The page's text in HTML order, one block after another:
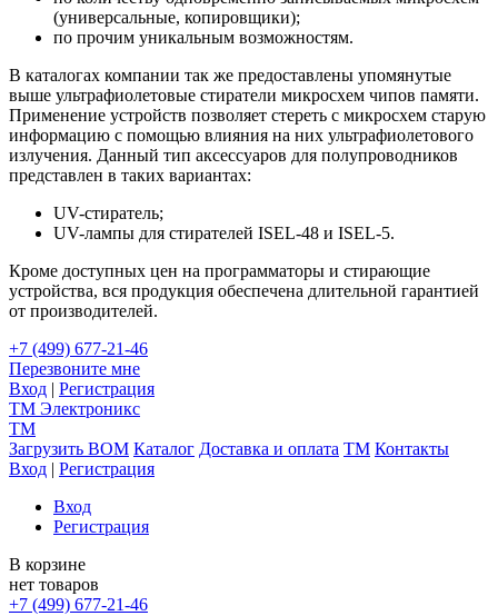
(универсальные, копировщики);
по прочим уникальным возможностям.
В каталогах компании так же предоставлены упомянутые
выше ультрафиолетовые стиратели микросхем чипов памяти.
Применение устройств позволяет стереть с микросхем старую
информацию с помощью влияния на них ультрафиолетового
излучения. Данный тип аксессуаров для полупроводников
представлен в таких вариантах:
UV-стиратель;
UV-лампы для стирателей ISEL-48 и ISEL-5.
Кроме доступных цен на программаторы и стирающие
устройства, вся продукция обеспечена длительной гарантией
от производителей.
+7 (499) 677-21-46
Перезвоните мне
Вход | Регистрация
TM Электроникс
TM
Загрузить BOM Каталог Доставка и оплата TM Контакты
Вход | Регистрация
Вход
Регистрация
В корзине
нет товаров
+7 (499) 677-21-46